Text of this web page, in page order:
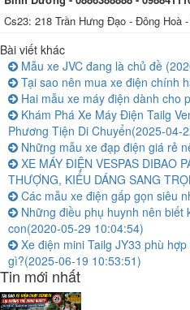
Cs23: 218 Trần Hưng Đạo - Đông Hoà
Bài viết khác
Mẫu xe JVC đang là chủ đề
Tại sao nên mua xe điện chính
Hai mẫu xe máy điện dành cho
Khám Phá Xe Máy Điện Tailg
Phương Tiện Di Chuyển(2025-04-
Những mẫu xe đạp điện giá rẻ
XE MÁY ĐIỆN VESPAS DIBAO
THƯỢNG, KIỂU DÁNG SANG
Các mẫu xe điện gấp gọn siêu
Những điều phụ huynh nên biết
con(2020-05-29 10:04:54)
Xe điện mini Tailg JY33 phù
gì?(2025-06-19 10:53:51)
Tin mới nhất